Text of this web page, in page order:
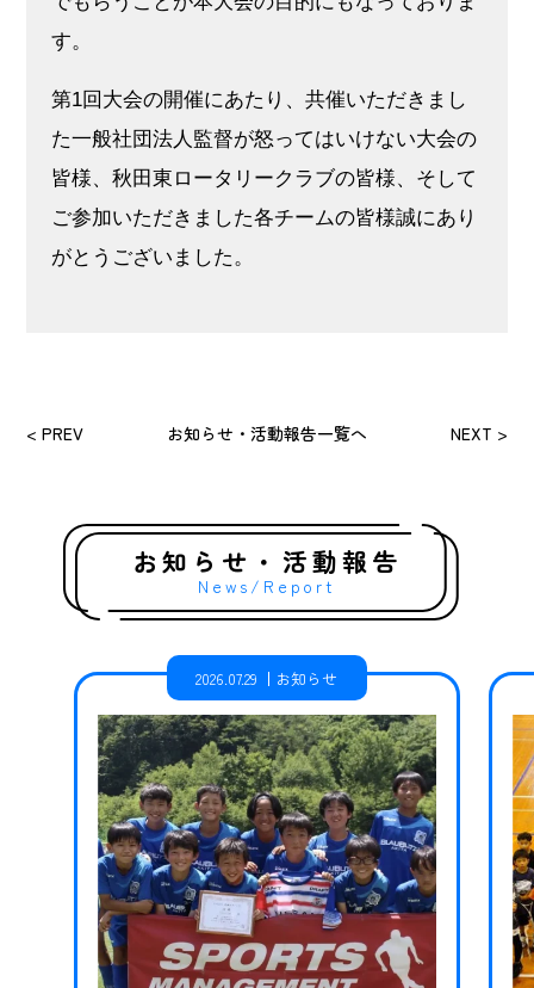
す。
第1回大会の開催にあたり、共催いただきまし
た一般社団法人監督が怒ってはいけない大会の
皆様、秋田東ロータリークラブの皆様、そして
ご参加いただきました各チームの皆様誠にあり
がとうございました。
< PREV お知らせ・活動報告一覧へ NEXT >
お知らせ・活動報告
News/Report
2026.07.29 お知らせ